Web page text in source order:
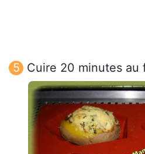
Cuire 20 minutes au